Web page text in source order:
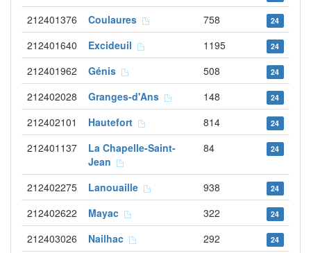
212401376
Coulaures 758 24
212401640 Excideuil 1195 24
212401962 Génis 508 24
212402028 Granges-d'Ans 148 24
212402101 Hautefort 814 24
212401137
La Chapelle-Saint-
Jean
84 24
212402275 Lanouaille 938 24
212402622 Mayac 322 24
212403026 Nailhac 292 24